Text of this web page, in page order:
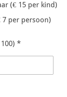
(€ 15 per kind)
per persoon)
*